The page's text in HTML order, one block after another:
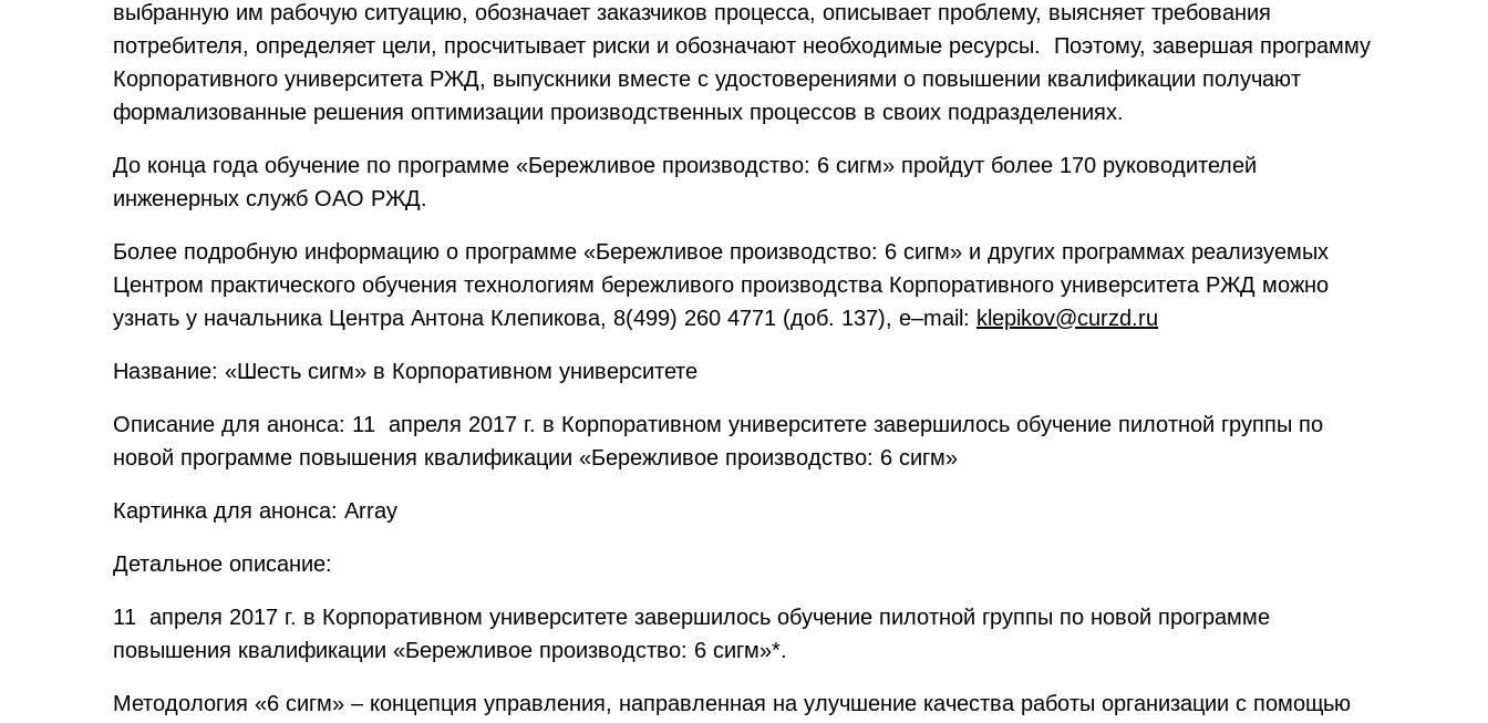
выбранную им рабочую ситуацию, обозначает заказчиков процесса, описывает проблему, выясняет требования
потребителя, определяет цели, просчитывает риски и обозначают необходимые ресурсы. Поэтому, завершая программу
Корпоративного университета РЖД, выпускники вместе с удостоверениями о повышении квалификации получают
формализованные решения оптимизации производственных процессов в своих подразделениях.
До конца года обучение по программе «Бережливое производство: 6 сигм» пройдут более 170 руководителей
инженерных служб ОАО РЖД.
Более подробную информацию о программе «Бережливое производство: 6 сигм» и других программах реализуемых
Центром практического обучения технологиям бережливого производства Корпоративного университета РЖД можно
узнать у начальника Центра Антона Клепикова, 8(499) 260 4771 (доб. 137), e–mail: klepikov@curzd.ru
Название: «Шесть сигм» в Корпоративном университете
Описание для анонса: 11 апреля 2017 г. в Корпоративном университете завершилось обучение пилотной группы по
новой программе повышения квалификации «Бережливое производство: 6 сигм»
Картинка для анонса: Array
Детальное описание:
11 апреля 2017 г. в Корпоративном университете завершилось обучение пилотной группы по новой программе
повышения квалификации «Бережливое производство: 6 сигм»*.
Методология «6 сигм» – концепция управления, направленная на улучшение качества работы организации с помощью